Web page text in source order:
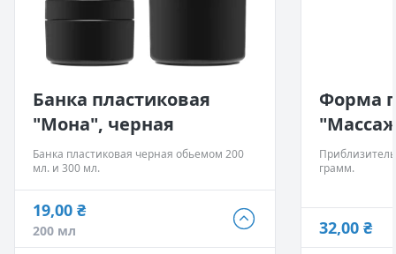
Банка пластиковая
"Мона", черная
Банка пластиковая черная обьемом 200
мл. и 300 мл.
19,00 ₴
200 мл
19,00 ₴
200 мл
Форма
грамм.
32,00 ₴